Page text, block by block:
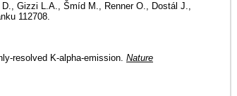
Gizzi L.A., Šmíd M., Renner O., Dostál J.,
112708.
resolved K-alpha-emission. Nature